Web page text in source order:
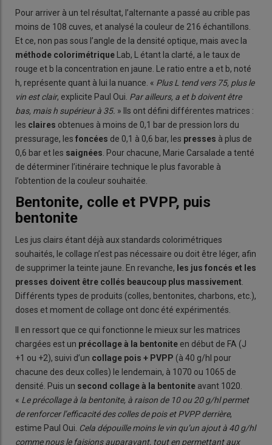
Pour arriver à un tel résultat, l’alternante a passé au crible pas
moins de 108 cuves, et analysé la couleur de 216 échantillons.
Et ce, non pas sous l’angle de la densité optique, mais avec la
méthode colorimétrique Lab, L étant la clarté, a le taux de
rouge et b la concentration en jaune. Le ratio entre a et b, noté
h, représente quant à lui la nuance. « Plus L tend vers 75, plus le
vin est clair, explicite Paul Oui. Par ailleurs, a et b doivent être
bas, mais h supérieur à 35. » Ils ont défini différentes matrices :
les claires obtenues à moins de 0,1 bar de pression lors du
pressurage, les foncées de 0,1 à 0,6 bar, les presses à plus de
0,6 bar et les saignées. Pour chacune, Marie Carsalade a tenté
de déterminer l’itinéraire technique le plus favorable à
l’obtention de la couleur souhaitée.
Bentonite, colle et PVPP, puis
bentonite
Les jus clairs étant déjà aux standards colorimétriques
souhaités, le collage n’est pas nécessaire ou doit être léger, afin
de supprimer la teinte jaune. En revanche, les jus foncés et les
presses doivent être collés beaucoup plus massivement
Différents types de produits (colles, bentonites, charbons, etc.),
doses et moment de collage ont donc été expérimentés.
Il en ressort que ce qui fonctionne le mieux sur les matrices
chargées est un précollage à la bentonite en début de FA (J
+1 ou +2), suivi d’un collage pois + PVPP (à 40 g/hl pour
chacune des deux colles) le lendemain, à 1070 ou 1065 de
densité. Puis un second collage à la bentonite avant 1020.
« Le précollage à la bentonite, à raison de 10 ou 20 g/hl permet
de renforcer l’efficacité des colles de pois et PVPP derrière,
estime Paul Oui. Cela dépouille moins le vin qu’un ajout à 40 g/hl
comme nous le faisions auparavant, tout en permettant aux